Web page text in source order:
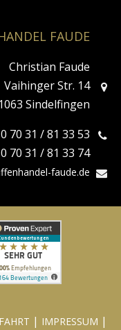
FAUDE
Christian Faude
Vaihinger Str. 14
Sindelfingen
70 31 / 81 33 53
70 31 / 81 33 74
faude.de
| IMPRESSUM |